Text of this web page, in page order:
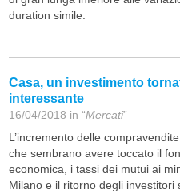
duration simile.
Casa, un investimento
interessante
16/04/2018 in “Mercati”
L’incremento delle
che sembrano avere toccato il
economica, i tassi dei mutui ai
Milano e il ritorno degli investitori